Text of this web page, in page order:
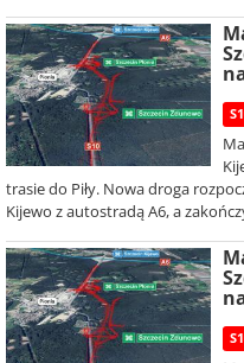
trasie do Piły. Nowa droga
Kijewo z autostradą A6, a